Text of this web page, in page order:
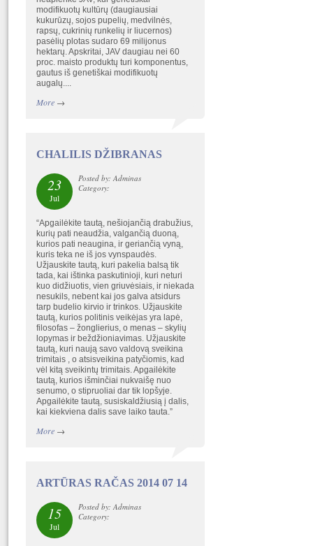
modifikuotų kultūrų (daugiausiai
kukurūzų, sojos pupelių, medvilnės,
rapsų, cukrinių runkelių ir liucernos)
pasėlių plotas sudaro 69 milijonus
hektarų. Apskritai, JAV daugiau nei 60
proc. maisto produktų turi komponentus,
gautus iš genetiškai modifikuotų
augalų....
More→
CHALILIS DŽIBRANAS
23
Jul
Posted by: Adminas
Category:
“Apgailėkite tautą, nešiojančią drabužius,
kurių pati neaudžia, valgančią duoną,
kurios pati neaugina, ir geriančią vyną,
kuris teka ne iš jos vynspaudės.
Užjauskite tautą, kuri pakelia balsą tik
tada, kai ištinka paskutinioji, kuri neturi
kuo didžiuotis, vien griuvėsiais, ir niekada
nesukils, nebent kai jos galva atsidurs
tarp budelio kirvio ir trinkos. Užjauskite
tautą, kurios politinis veikėjas yra lapė,
filosofas – žonglierius, o menas – skylių
lopymas ir beždžioniavimas. Užjauskite
tautą, kuri naują savo valdovą sveikina
trimitais , o atsisveikina patyčiomis, kad
vėl kitą sveikintų trimitais. Apgailėkite
tautą, kurios išminčiai nukvaišę nuo
senumo, o stipruoliai dar tik lopšyje.
Apgailėkite tautą, susiskaldžiusią į dalis,
kai kiekviena dalis save laiko tauta.”
More→
ARTŪRAS RAČAS 2014 07 14
15
Jul
Posted by: Adminas
Category: